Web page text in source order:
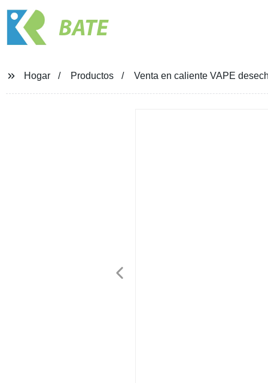
BATE
Hogar Productos Venta en caliente VAPE